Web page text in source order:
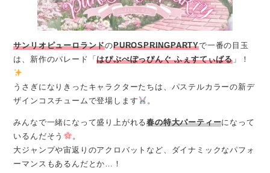
サンリオピューロランドのPUROSPRINGPARTYで一番の目玉
は、新作のパレード「はぴぷぺぽっぴんぐ ふぇすてぃばる 」！
うさぎになりきったキャラクターたちは、パステルカラーの新デ
ザインコスチュームで登場します
。
みんなで一緒になって盛り上がれる春の特大パーティーになって
いるんだそう
。
大ジャンプや宙返りのアクロバットなど、ダイナミックなパフォ
ーマンスもあるんだとか…！